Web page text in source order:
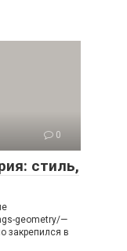
0
стиль,
geometry/—
закрепился в